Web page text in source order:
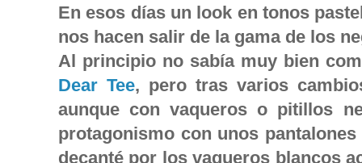
En esos días un look en tonos
nos hacen salir de la gama de los
Al principio no sabía muy bien
Dear Tee, pero tras varios
aunque con vaqueros o pitillos
protagonismo con unos
decanté por los vaqueros blancos